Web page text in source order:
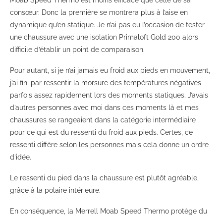
consœur. Donc la première se montrera plus à l’aise en
dynamique qu’en statique. Je n’ai pas eu l’occasion de tester
une chaussure avec une isolation Primaloft Gold 200 alors
difficile d’établir un point de comparaison.
Pour autant, si je n’ai jamais eu froid aux pieds en mouvement,
j’ai fini par ressentir la morsure des températures négatives
parfois assez rapidement lors des moments statiques. J’avais
d’autres personnes avec moi dans ces moments là et mes
chaussures se rangeaient dans la catégorie intermédiaire
pour ce qui est du ressenti du froid aux pieds. Certes, ce
ressenti diffère selon les personnes mais cela donne un ordre
d’idée.
Le ressenti du pied dans la chaussure est plutôt agréable,
grâce à la polaire intérieure.
En conséquence, la Merrell Moab Speed Thermo protège du